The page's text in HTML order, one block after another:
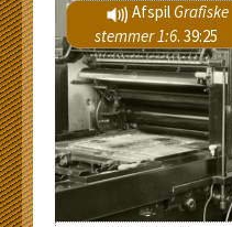
AfspilGrafiske
stemmer 1:6. 39:25